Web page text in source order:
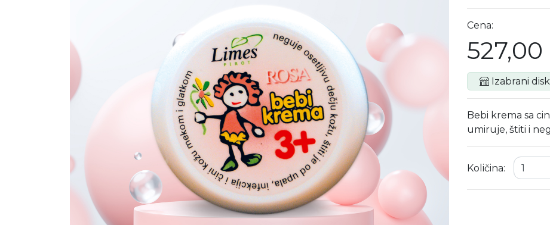
Cena:
527,00
Izabrani
Bebi krema sa
umiruje, štiti i
Količina: